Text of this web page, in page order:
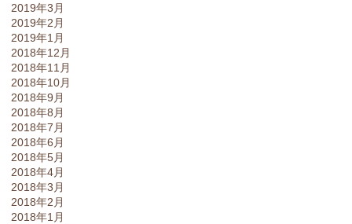
2019年3月
2019年2月
2019年1月
2018年12月
2018年11月
2018年10月
2018年9月
2018年8月
2018年7月
2018年6月
2018年5月
2018年4月
2018年3月
2018年2月
2018年1月